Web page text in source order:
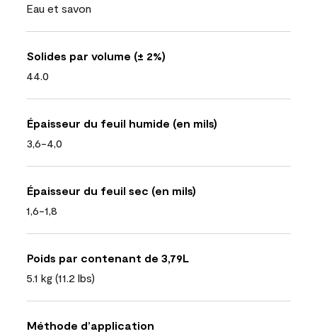
Eau et savon
Solides par volume (± 2%)
44.0
Épaisseur du feuil humide (en mils)
3,6-4,0
Épaisseur du feuil sec (en mils)
1,6-1,8
Poids par contenant de 3,79L
5.1 kg (11.2 lbs)
Méthode d’application